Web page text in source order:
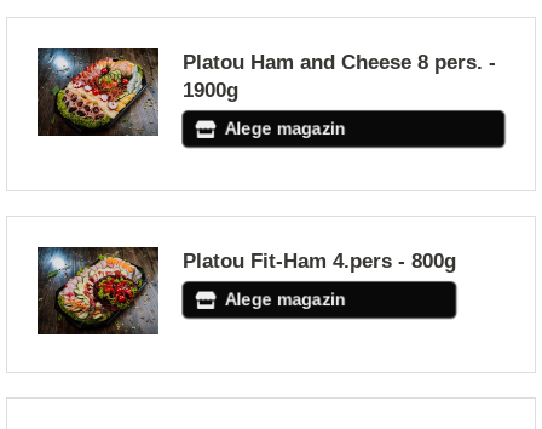
Platou Ham and Cheese 8 pers. -
1900g
Alege magazin
Platou Fit-Ham 4.pers - 800g
Alege magazin